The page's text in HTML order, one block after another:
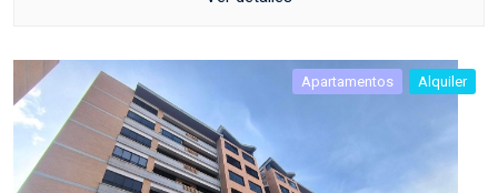
Apartamentos Alquiler